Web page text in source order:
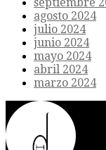
agosto 2024
julio 2024
junio 2024
mayo 2024
abril 2024
marzo 2024